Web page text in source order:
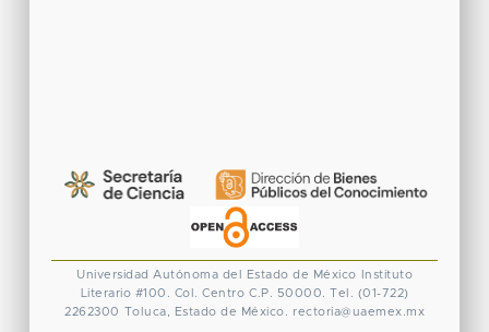
Universidad Autónoma del Estado de México
Instituto
Literario #100. Col. Centro C.P. 50000. Tel. (01-722)
2262300 Toluca, Estado de México. rectoria@uaemex.mx